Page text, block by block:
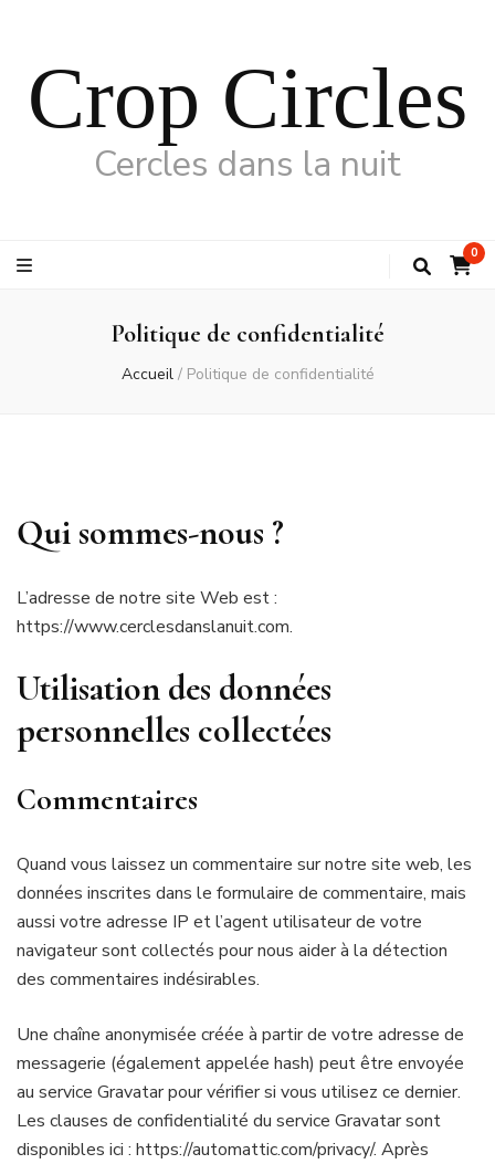
Crop Circles
Cercles dans la nuit
0
Politique de confidentialité
Accueil / Politique de confidentialité
Qui sommes-nous ?
L’adresse de notre site Web est :
https://www.cerclesdanslanuit.com.
Utilisation des données
personnelles collectées
Commentaires
Quand vous laissez un commentaire sur notre site web, les
données inscrites dans le formulaire de commentaire, mais
aussi votre adresse IP et l’agent utilisateur de votre
navigateur sont collectés pour nous aider à la détection
des commentaires indésirables.
Une chaîne anonymisée créée à partir de votre adresse de
messagerie (également appelée hash) peut être envoyée
au service Gravatar pour vérifier si vous utilisez ce dernier.
Les clauses de confidentialité du service Gravatar sont
disponibles ici : https://automattic.com/privacy/. Après